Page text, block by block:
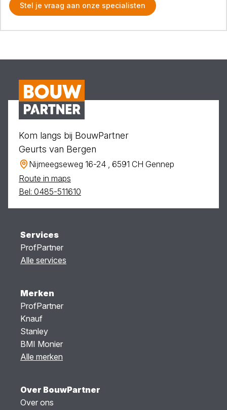
Stel je vraag aan onze specialisten
Kom langs bij BouwPartner
Geurts van Bergen
Nijmeegseweg 16-24 , 6591 CH Gennep
Route in maps
Bel: 0485-511610
Services
ProfPartner
Alle services
Merken
ProfPartner
Knauf
Stanley
BMI Monier
Alle merken
Over BouwPartner
Over ons